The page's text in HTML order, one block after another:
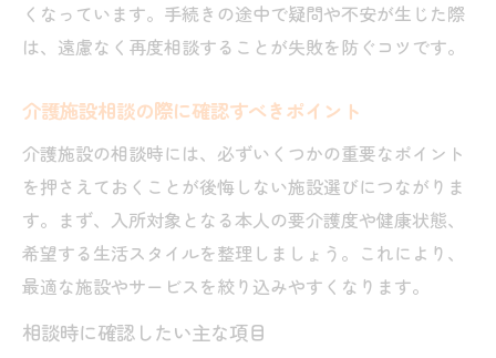
くなっています。手続きの途中で疑問や不安が生じた際
は、遠慮なく再度相談することが失敗を防ぐコツです。
介護施設相談の際に確認すべきポイント
介護施設の相談時には、必ずいくつかの重要なポイント
を押さえておくことが後悔しない施設選びにつながりま
す。まず、入所対象となる本人の要介護度や健康状態、
希望する生活スタイルを整理しましょう。これにより、
最適な施設やサービスを絞り込みやすくなります。
相談時に確認したい主な項目